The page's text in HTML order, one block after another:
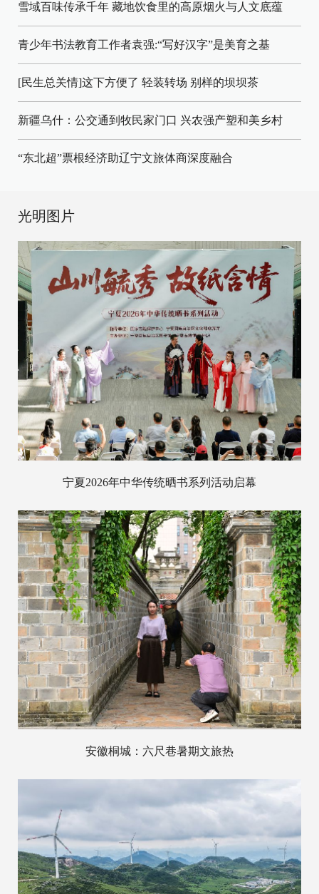
雪域百味传承千年 藏地饮食里的高原烟火与人文底蕴
青少年书法教育工作者袁强:“写好汉字”是美育之基
[民生总关情]这下方便了 轻装转场 别样的坝坝茶
新疆乌什：公交通到牧民家门口 兴农强产塑和美乡村
“东北超”票根经济助辽宁文旅体商深度融合
光明图片
宁夏2026年中华传统晒书系列活动启幕
安徽桐城：六尺巷暑期文旅热